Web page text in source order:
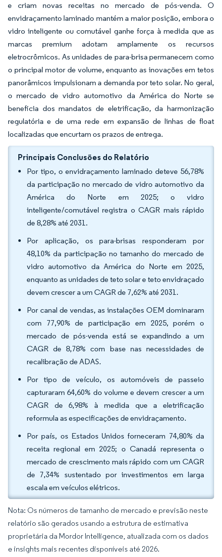
e criam novas receitas no mercado de pós-venda. O
envidraçamento laminado mantém a maior posição, embora o
vidro inteligente ou comutável ganhe força à medida que as
marcas premium adotam amplamente os recursos
eletrocrômicos. As unidades de para-brisa permanecem como
o principal motor de volume, enquanto as inovações em tetos
panorâmicos impulsionam a demanda por teto solar. No geral,
o mercado de vidro automotivo da América do Norte se
beneficia dos mandatos de eletrificação, da harmonização
regulatória e de uma rede em expansão de linhas de float
localizadas que encurtam os prazos de entrega.
Principais Conclusões do Relatório
Por tipo, o envidraçamento laminado deteve 56,78%
da participação no mercado de vidro automotivo da
América do Norte em 2025; o vidro
inteligente/comutável registra o CAGR mais rápido
de 8,28% até 2031.
Por aplicação, os para-brisas responderam por
48,10% da participação no tamanho do mercado de
vidro automotivo da América do Norte em 2025,
enquanto as unidades de teto solar e teto envidraçado
devem crescer a um CAGR de 7,62% até 2031.
Por canal de vendas, as instalações OEM dominaram
com 77,90% de participação em 2025, porém o
mercado de pós-venda está se expandindo a um
CAGR de 8,78% com base nas necessidades de
recalibração de ADAS.
Por tipo de veículo, os automóveis de passeio
capturaram 64,60% do volume e devem crescer a um
CAGR de 6,98% à medida que a eletrificação
reformula as especificações de envidraçamento.
Por país, os Estados Unidos forneceram 74,80% da
receita regional em 2025; o Canadá representa o
mercado de crescimento mais rápido com um CAGR
de 7,34% sustentado por investimentos em larga
escala em veículos elétricos.
Nota: Os números de tamanho de mercado e previsão neste
relatório são gerados usando a estrutura de estimativa
proprietária da Mordor Intelligence, atualizada com os dados
e insights mais recentes disponíveis até 2026.